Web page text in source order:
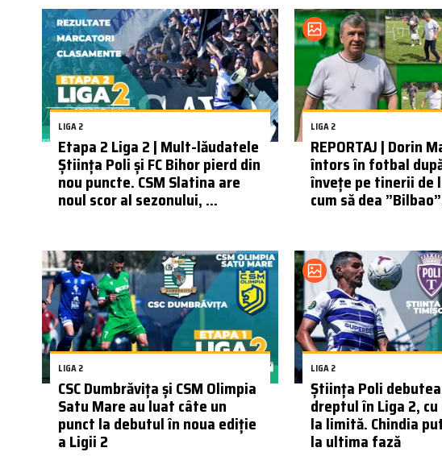
LIGA 2
Etapa 2 Liga 2 | Mult-lăudatele
Știința Poli și FC Bihor pierd din
nou puncte. CSM Slatina are
noul scor al sezonului, ...
LIGA 2
REPORTAJ | Dorin
întors în fotbal
învețe pe tinerii de
cum să dea
LIGA 2
CSC Dumbrăvița și CSM Olimpia
Satu Mare au luat câte un
punct la debutul în noua ediție
a Ligii 2
LIGA 2
Știința Poli
dreptul în Liga 2,
la limită. Chindia
la ultima fază